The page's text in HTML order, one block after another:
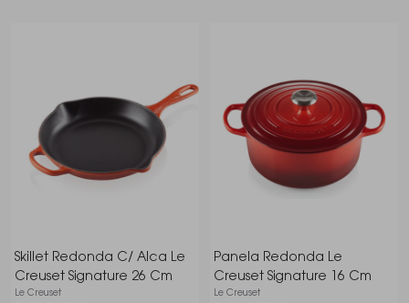
Skillet Redonda C/ Alca Le
Creuset Signature 26 Cm
Le Creuset
Panela Redonda Le
Creuset Signature 16 Cm
Le Creuset